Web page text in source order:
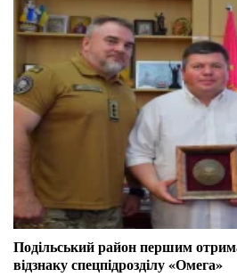
Подільський район першим
відзнаку спецпідрозділу «Омега»